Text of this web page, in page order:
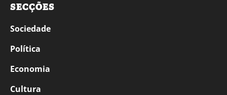
SECÇÕES
Sociedade
Política
Economia
Cultura